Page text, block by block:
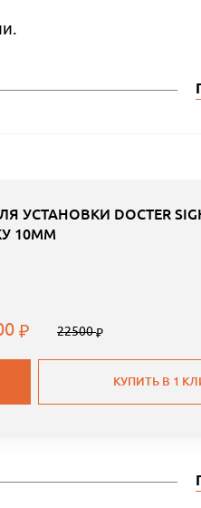
УСТАНОВКИ DOCTER
10ММ
22500
КУПИТЬ В 1